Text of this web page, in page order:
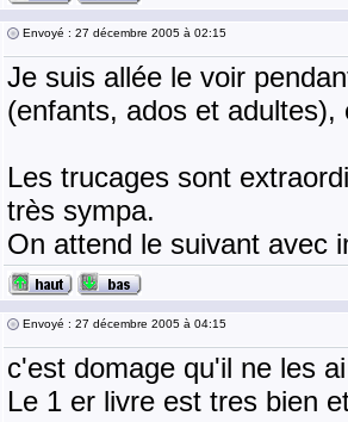
Envoyé : 27 décembre 2005 à 02:15
Je suis allée le voir
(enfants, ados et
Les trucages sont
très sympa.
On attend le suivant avec
Envoyé : 27 décembre 2005 à 04:15
c'est domage qu'il ne les
Le 1 er livre est tres bien